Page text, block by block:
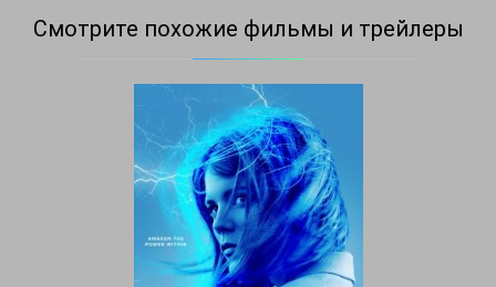
Смотрите похожие фильмы и трейлеры